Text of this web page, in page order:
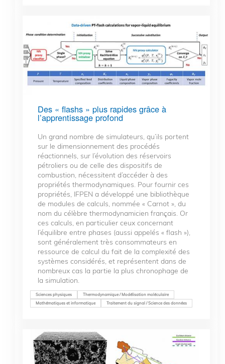
Des « flashs » plus rapides grâce à
l’apprentissage profond
Un grand nombre de simulateurs, qu’ils portent
sur le dimensionnement des procédés
réactionnels, sur l’évolution des réservoirs
pétroliers ou de celle des dispositifs de
combustion, nécessitent d’accéder à des
propriétés thermodynamiques. Pour fournir ces
propriétés, IFPEN a développé une bibliothèque
de modules de calculs, nommée « Carnot », du
nom du célèbre thermodynamicien français. Or
ces calculs, en particulier ceux concernant
l’équilibre entre phases (aussi appelés « flash »),
sont généralement très consommateurs en
ressource de calcul du fait de la complexité des
systèmes considérés, et représentent dans de
nombreux cas la partie la plus chronophage de
la simulation.
Sciences physiques
Thermodynamique / Modélisation moléculaire
Mathématiques et informatique
Traitement du signal / Science des données